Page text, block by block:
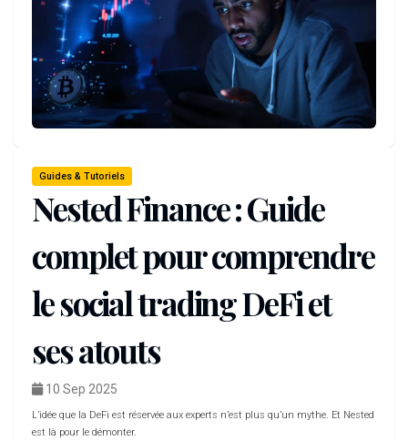
Guides & Tutoriels
Nested Finance : Guide
complet pour comprendre
le social trading DeFi et
ses atouts
10 Sep 2025
L’idée que la DeFi est réservée aux experts n’est plus qu’un mythe. Et Nested
est là pour le démonter.